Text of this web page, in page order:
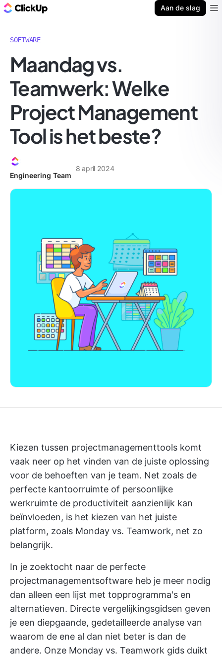
Aan de slag
SOFTWARE
Maandag vs.
Teamwerk: Welke
Project Management
Tool is het beste?
Engineering Team
8 april 2024
Kiezen tussen projectmanagementtools komt
vaak neer op het vinden van de juiste oplossing
voor de behoeften van je team. Net zoals de
perfecte kantoorruimte of persoonlijke
werkruimte de productiviteit aanzienlijk kan
beïnvloeden, is het kiezen van het juiste
platform, zoals Monday vs. Teamwork, net zo
belangrijk.
In je zoektocht naar de perfecte
projectmanagementsoftware heb je meer nodig
dan alleen een lijst met topprogramma's en
alternatieven. Directe vergelijkingsgidsen geven
je een diepgaande, gedetailleerde analyse van
waarom de ene al dan niet beter is dan de
andere. Onze Monday vs. Teamwork gids duikt